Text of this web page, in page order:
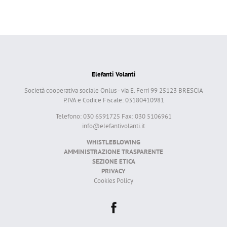
Elefanti Volanti
Società cooperativa sociale Onlus - via E. Ferri 99 25123 BRESCIA
P.IVA e Codice Fiscale: 03180410981
Telefono: 030 6591725 Fax: 030 5106961
info@elefantivolanti.it
WHISTLEBLOWING
AMMINISTRAZIONE TRASPARENTE
SEZIONE ETICA
PRIVACY
Cookies Policy